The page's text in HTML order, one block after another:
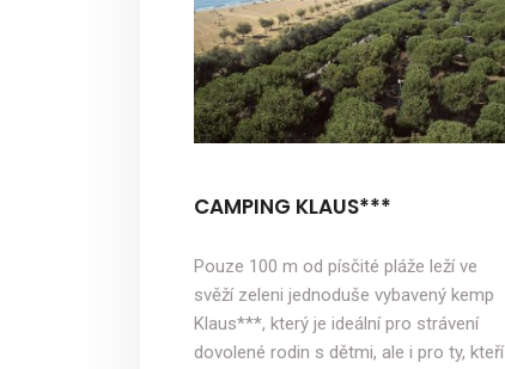
CAMPING KLAUS***
Pouze 100 m od písčité pláže leží ve
svěží zeleni jednoduše vybavený kemp
Klaus***, který je ideální pro strávení
dovolené rodin s dětmi, ale i pro ty, kteří